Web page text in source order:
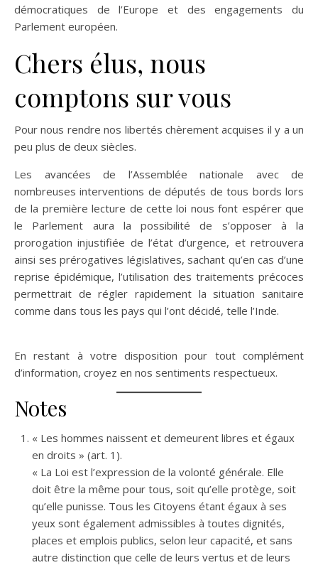
démocratiques de l’Europe et des engagements du
Parlement européen.
Chers élus, nous
comptons sur vous
Pour nous rendre nos libertés chèrement acquises il y a un
peu plus de deux siècles.
Les avancées de l’Assemblée nationale avec de
nombreuses interventions de députés de tous bords lors
de la première lecture de cette loi nous font espérer que
le Parlement aura la possibilité de s’opposer à la
prorogation injustifiée de l’état d’urgence, et retrouvera
ainsi ses prérogatives législatives, sachant qu’en cas d’une
reprise épidémique, l’utilisation des traitements précoces
permettrait de régler rapidement la situation sanitaire
comme dans tous les pays qui l’ont décidé, telle l’Inde.
En restant à votre disposition pour tout complément
d’information, croyez en nos sentiments respectueux.
Notes
« Les hommes naissent et demeurent libres et égaux
en droits » (art. 1).
« La Loi est l’expression de la volonté générale. Elle
doit être la même pour tous, soit qu’elle protège, soit
qu’elle punisse. Tous les Citoyens étant égaux à ses
yeux sont également admissibles à toutes dignités,
places et emplois publics, selon leur capacité, et sans
autre distinction que celle de leurs vertus et de leurs